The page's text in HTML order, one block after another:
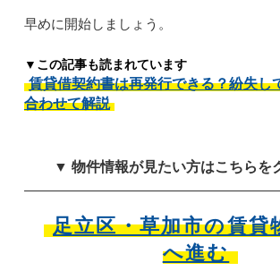
早めに開始しましょう。
▼この記事も読まれています
賃貸借契約書は再発行できる？紛失し
合わせて解説
▼ 物件情報が見たい方はこちらを
足立区・草加市の賃貸
へ進む